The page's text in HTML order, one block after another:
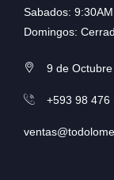
Sabados:
Domingos:
9 de
+593 98 476